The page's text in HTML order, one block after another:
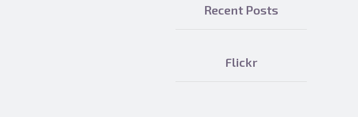
Recent Posts
Flickr